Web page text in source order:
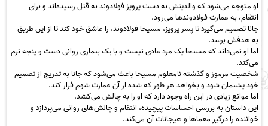
او متوجه می‌شود که والدینش به دست پرویز فولادوند به قتل رسیده‌اند و برای
انتقام، به عمارت فولادوندها می‌رود.
جانا تصمیم می‌گیرد تا پسر پرویز، مسیحا فولادوند، را عاشق خود کند تا از این طریق
به هدفش برسد.
اما او نمی‌داند که مسیحا یک مرد عادی نیست و با یک بیماری روانی دست و پنجه نرم
می‌کند.
شخصیت مرموز و گذشته نامعلوم مسیحا باعث می‌شود که جانا به تدریج از تصمیم
خود پشیمان شود و بخواهد هر طور که شده از آن عمارت شوم فرار کند.
اما موانع زیادی در این راه وجود دارد که او را به چالش می‌کشد.
این داستان به بررسی احساسات پیچیده، انتقام و چالش‌های روانی می‌پردازد و
خواننده را درگیر معماها و هیجانات آن می‌کند.